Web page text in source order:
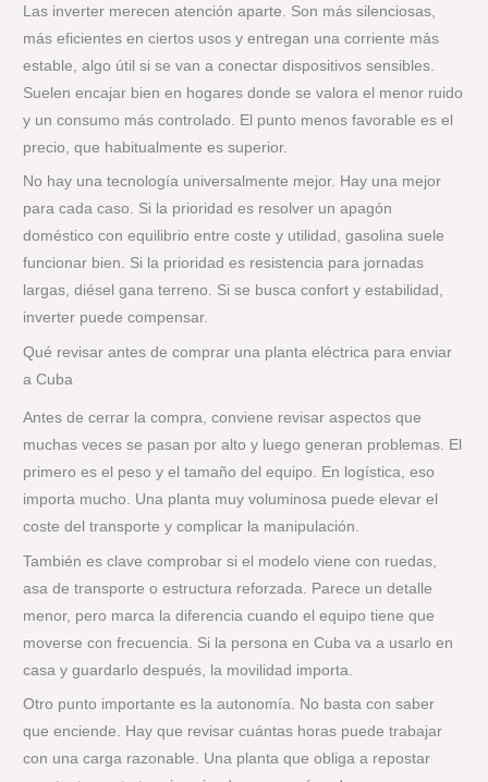
Las inverter merecen atención aparte. Son más silenciosas,
más eficientes en ciertos usos y entregan una corriente más
estable, algo útil si se van a conectar dispositivos sensibles.
Suelen encajar bien en hogares donde se valora el menor ruido
y un consumo más controlado. El punto menos favorable es el
precio, que habitualmente es superior.
No hay una tecnología universalmente mejor. Hay una mejor
para cada caso. Si la prioridad es resolver un apagón
doméstico con equilibrio entre coste y utilidad, gasolina suele
funcionar bien. Si la prioridad es resistencia para jornadas
largas, diésel gana terreno. Si se busca confort y estabilidad,
inverter puede compensar.
Qué revisar antes de comprar una planta eléctrica para enviar
a Cuba
Antes de cerrar la compra, conviene revisar aspectos que
muchas veces se pasan por alto y luego generan problemas. El
primero es el peso y el tamaño del equipo. En logística, eso
importa mucho. Una planta muy voluminosa puede elevar el
coste del transporte y complicar la manipulación.
También es clave comprobar si el modelo viene con ruedas,
asa de transporte o estructura reforzada. Parece un detalle
menor, pero marca la diferencia cuando el equipo tiene que
moverse con frecuencia. Si la persona en Cuba va a usarlo en
casa y guardarlo después, la movilidad importa.
Otro punto importante es la autonomía. No basta con saber
que enciende. Hay que revisar cuántas horas puede trabajar
con una carga razonable. Una planta que obliga a repostar